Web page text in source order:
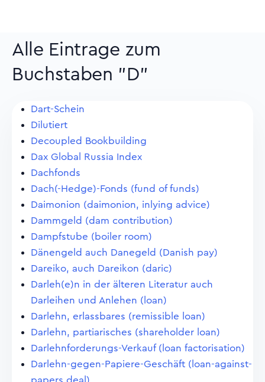
Alle Eintrage zum
Buchstaben "D"
Dart-Schein
Dilutiert
Decoupled Bookbuilding
Dax Global Russia Index
Dachfonds
Dach(-Hedge)-Fonds (fund of funds)
Daimonion (daimonion, inlying advice)
Dammgeld (dam contribution)
Dampfstube (boiler room)
Dänengeld auch Danegeld (Danish pay)
Dareiko, auch Dareikon (daric)
Darleh(e)n in der älteren Literatur auch
Darleihen und Anlehen (loan)
Darlehn, erlassbares (remissible loan)
Darlehn, partiarisches (shareholder loan)
Darlehnforderungs-Verkauf (loan factorisation)
Darlehn-gegen-Papiere-Geschäft (loan-against-
papers deal)